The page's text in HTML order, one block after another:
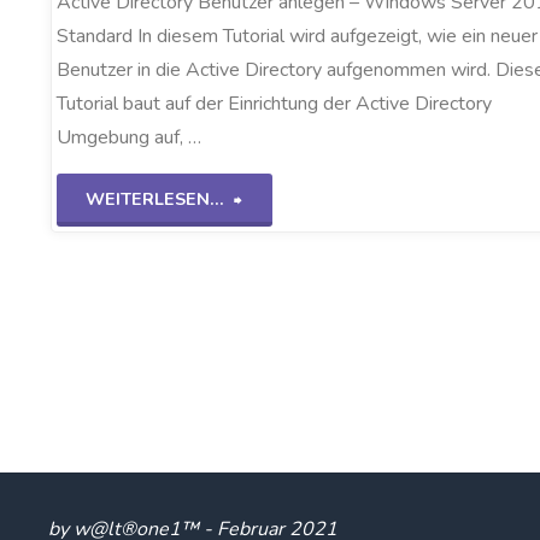
Standard In diesem Tutorial wird aufgezeigt, wie ein neuer
Benutzer in die Active Directory aufgenommen wird.
Tutorial baut auf der Einrichtung der Active Directory
Umgebung auf, …
WEITERLESEN...
"AD-
by w@lt®one1™ - Februar 2021